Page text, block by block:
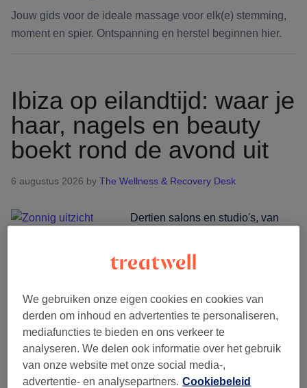
Jouw gids voor de ideale massage voor elk(e) stemming,
moment en spier. Ontspanning en herstel beginnen hier.
Ibiza op eilandtijd: waar je
haar, nagels en beauty
boekt rond de avond uit
6 augustus 2026 by The Wellness & Recovery Desk
Dertien salons en studio's, van
allemaal met echte reviews,
prijzen die je vóór het boeken ziet
reserveert. Zo regel je haar,
nagels en beauty tussen het
strand, de boot en welke
twijfelachtige beslissing er ook na
zonsondergang begint. Waarom
We gebruiken onze eigen cookies en cookies van
derden om inhoud en advertenties te personaliseren,
mediafuncties te bieden en ons verkeer te
analyseren. We delen ook informatie over het gebruik
van onze website met onze social media-,
advertentie- en analysepartners. Cookiebeleid